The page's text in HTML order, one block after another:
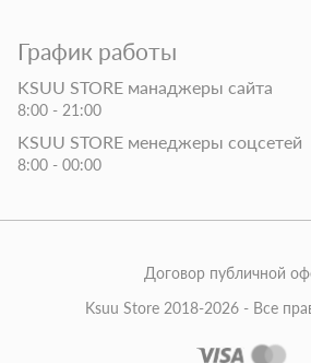
График работы
KSUU STORE манаджеры сайта
8:00 - 21:00
KSUU STORE менеджеры соцсетей
8:00 - 00:00
Ksuu Store 2018-2026 - Все
Договор публичной